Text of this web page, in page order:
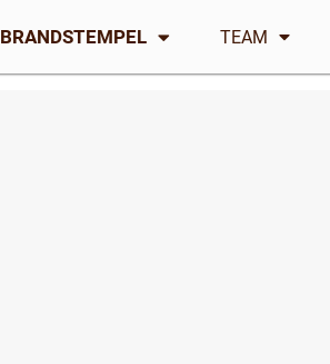
BRANDSTEMPEL TEAM